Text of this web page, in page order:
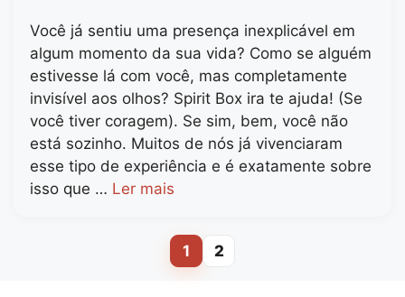
Você já sentiu uma presença inexplicável em
algum momento da sua vida? Como se alguém
estivesse lá com você, mas completamente
invisível aos olhos? Spirit Box ira te ajuda! (Se
você tiver coragem). Se sim, bem, você não
está sozinho. Muitos de nós já vivenciaram
esse tipo de experiência e é exatamente sobre
isso que … Ler mais
Page
1 Page
2